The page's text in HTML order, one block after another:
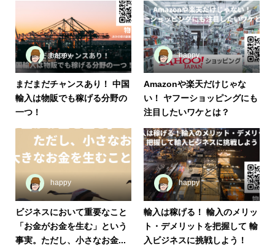
happy
まだまだチャンスあり！ 中国
輸入は物販でも稼げる分野の
一つ！
happy
Amazonや楽天だけじゃな
い！ ヤフーショッピングにも
注目したいワケとは？
happy
ビジネスにおいて重要なこと
「お金がお金を生む」という
事実。ただし、小さなお金...
happy
輸入は稼げる！ 輸入のメリッ
ト・デメリットを把握して 輸
入ビジネスに挑戦しよう！